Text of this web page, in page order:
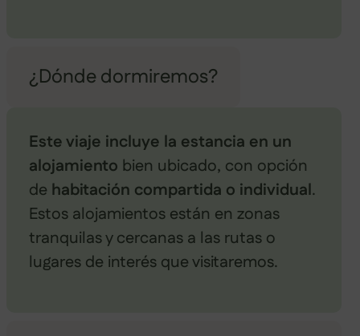
¿Dónde dormiremos?
Este viaje incluye la estancia en un
alojamiento bien ubicado, con opción
de habitación compartida o individual.
Estos alojamientos están en zonas
tranquilas y cercanas a las rutas o
lugares de interés que visitaremos.